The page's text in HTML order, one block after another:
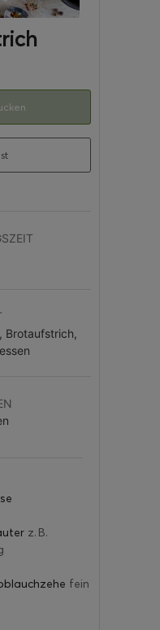
Brotaufstrich,
z. B.
fein